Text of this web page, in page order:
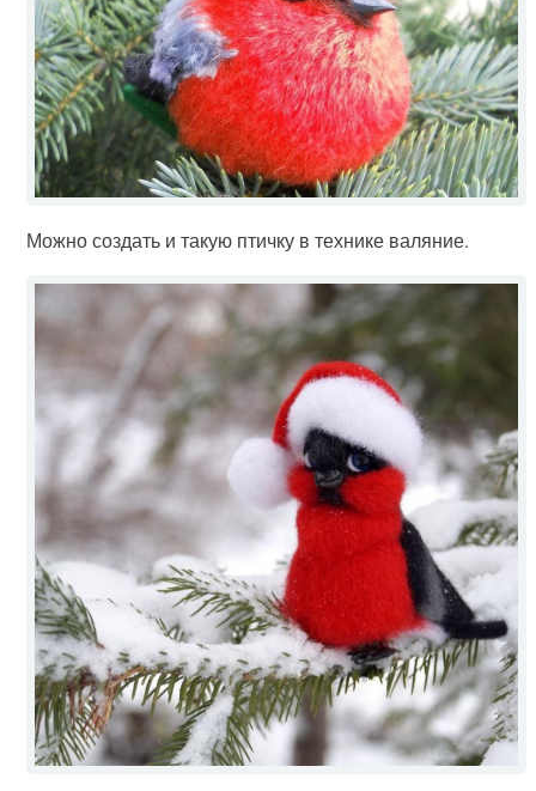
Можно создать и такую птичку в технике валяние.